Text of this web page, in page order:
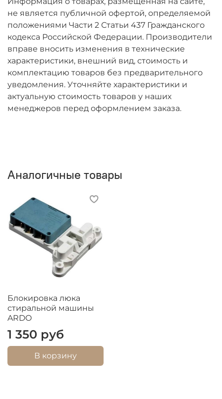
не является публичной офертой, определяемой
положениями Части 2 Статьи 437 Гражданского
кодекса Российской Федерации. Производители
вправе вносить изменения в технические
характеристики, внешний вид, стоимость и
комплектацию товаров без предварительного
уведомления. Уточняйте характеристики и
актуальную стоимость товаров у наших
менеджеров перед оформлением заказа.
Аналогичные товары
Блокировка люка
стиральной машины
ARDO
1 350 руб
В корзину